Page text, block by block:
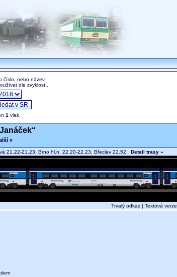
číslo, nebo název.
dle zvyklostí.
1 vlak.
»
21.22-21.23, Brno hl.n. 22.20-22.23, Břeclav 22.52 Detail trasy »
Trvalý odkaz | Textová verze